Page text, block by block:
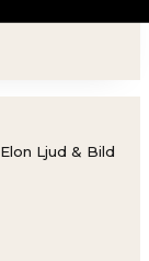
Elon Ljud & Bild